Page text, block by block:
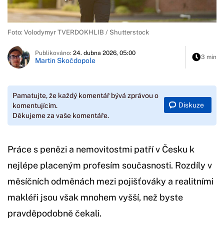
Foto: Volodymyr TVERDOKHLIB / Shutterstock
Publikováno: 24. dubna 2026, 05:00
Martin Skočdopole 3 min
Pamatujte, že každý komentář bývá zprávou o
komentujícím.
Děkujeme za vaše komentáře.
Diskuze
Práce s penězi a nemovitostmi patří v Česku k
nejlépe placeným profesím současnosti. Rozdíly v
měsíčních odměnách mezi pojišťováky a realitními
makléři jsou však mnohem vyšší, než byste
pravděpodobně čekali.